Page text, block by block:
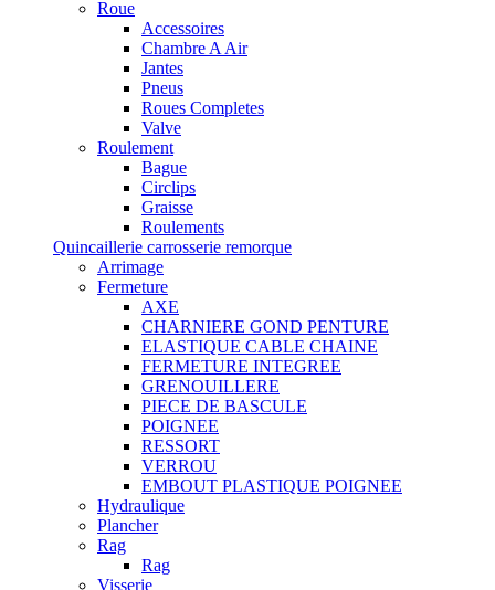
Roue
Accessoires
Chambre A Air
Jantes
Pneus
Roues Completes
Valve
Roulement
Bague
Circlips
Graisse
Roulements
Quincaillerie carrosserie remorque
Arrimage
Fermeture
AXE
CHARNIERE GOND PENTURE
ELASTIQUE CABLE CHAINE
FERMETURE INTEGREE
GRENOUILLERE
PIECE DE BASCULE
POIGNEE
RESSORT
VERROU
EMBOUT PLASTIQUE POIGNEE
Hydraulique
Plancher
Rag
Rag
Visserie